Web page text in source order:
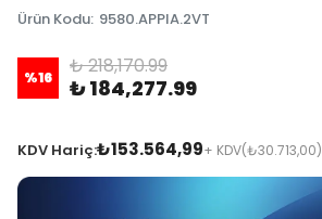
Ürün Kodu: 9580.APPIA.2VT
%16 ₺ 218,170.99
₺ 184,277.99
KDV Hariç:₺153.564,99+ KDV(₺30.713,00)